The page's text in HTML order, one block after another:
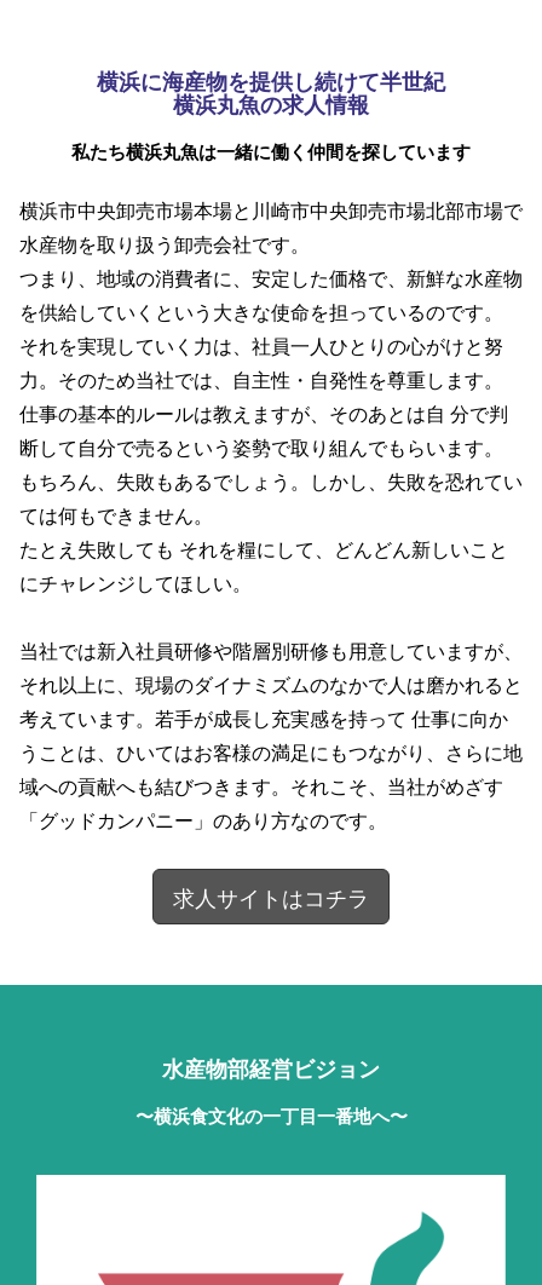
横浜に海産物を提供し続けて半世紀
横浜丸魚の求人情報
私たち横浜丸魚は一緒に働く仲間を探しています
横浜市中央卸売市場本場と川崎市中央卸売市場北部市場で
水産物を取り扱う卸売会社です。
つまり、地域の消費者に、安定した価格で、新鮮な水産物
を供給していくという大きな使命を担っているのです。
それを実現していく力は、社員一人ひとりの心がけと努
力。そのため当社では、自主性・自発性を尊重します。
仕事の基本的ルールは教えますが、そのあとは自 分で判
断して自分で売るという姿勢で取り組んでもらいます。
もちろん、失敗もあるでしょう。しかし、失敗を恐れてい
ては何もできません。
たとえ失敗しても それを糧にして、どんどん新しいこと
にチャレンジしてほしい。
当社では新入社員研修や階層別研修も用意していますが、
それ以上に、現場のダイナミズムのなかで人は磨かれると
考えています。若手が成長し充実感を持って 仕事に向か
うことは、ひいてはお客様の満足にもつながり、さらに地
域への貢献へも結びつきます。それこそ、当社がめざす
「グッドカンパニー」のあり方なのです。
求人サイトはコチラ
⽔産物部経営ビジョン
〜横浜⾷⽂化の⼀丁⽬⼀番地へ〜